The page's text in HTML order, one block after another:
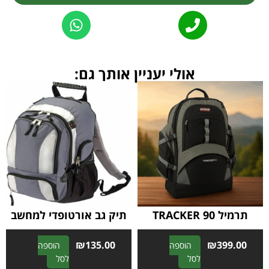
אולי יעניין אותך גם:
תרמיל TRACKER 90
₪399.00
הוספה
לסל
A
תיק גב אורטופדי למחשב
₪135.00
הוספה
לסל
A